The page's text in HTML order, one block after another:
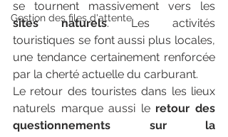
Gestion des files d'attente
sites naturels. Les activités
touristiques se font aussi plus locales,
une tendance certainement renforcée
par la cherté actuelle du carburant.
Le retour des touristes dans les lieux
naturels marque aussi le retour des
questionnements sur la